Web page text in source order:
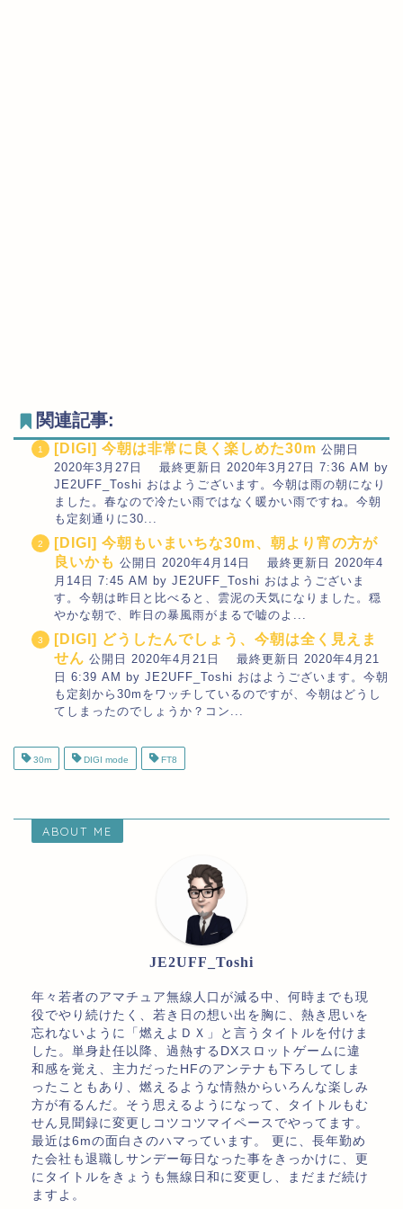
関連記事:
[DIGI] 今朝は非常に良く楽しめた30m 公開日
2020年3月27日 最終更新日 2020年3月27日 7:36 AM by
JE2UFF_Toshi おはようございます。今朝は雨の朝になり
ました。春なので冷たい雨ではなく暖かい雨ですね。今朝
も定刻通りに30...
[DIGI] 今朝もいまいちな30m、朝より宵の方が
良いかも 公開日 2020年4月14日 最終更新日 2020年4
月14日 7:45 AM by JE2UFF_Toshi おはようございま
す。今朝は昨日と比べると、雲泥の天気になりました。穏
やかな朝で、昨日の暴風雨がまるで嘘のよ...
[DIGI] どうしたんでしょう、今朝は全く見えま
せん 公開日 2020年4月21日 最終更新日 2020年4月21
日 6:39 AM by JE2UFF_Toshi おはようございます。今朝
も定刻から30mをワッチしているのですが、今朝はどうし
てしまったのでしょうか？コン...
30m DIGI mode FT8
ABOUT ME
JE2UFF_Toshi
年々若者のアマチュア無線人口が減る中、何時までも現
役でやり続けたく、若き日の想い出を胸に、熱き思いを
忘れないように「燃えよＤＸ」と言うタイトルを付けま
した。単身赴任以降、過熱するDXスロットゲームに違
和感を覚え、主力だったHFのアンテナも下ろしてしま
ったこともあり、燃えるような情熱からいろんな楽しみ
方が有るんだ。そう思えるようになって、タイトルもむ
せん見聞録に変更しコツコツマイペースでやってます。
最近は6mの面白さのハマっています。 更に、長年勤め
た会社も退職しサンデー毎日なった事をきっかけに、更
にタイトルをきょうも無線日和に変更し、まだまだ続け
ますよ。